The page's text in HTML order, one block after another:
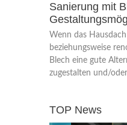
Sanierung mit
Wenn das
beziehungsweise
Blech eine gute
zugestalten und/
TOP News